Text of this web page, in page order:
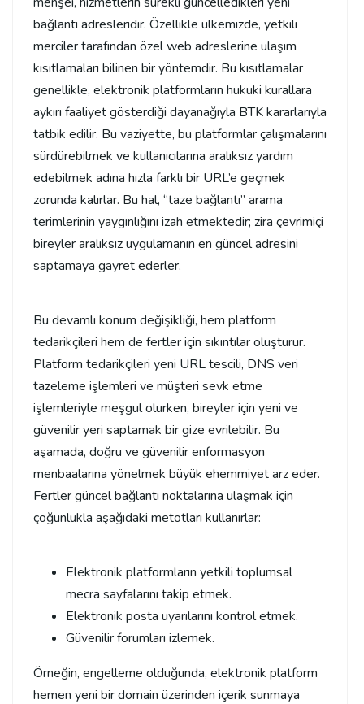
bağlantı adresleridir. Özellikle ülkemizde, yetkili
merciler tarafından özel web adreslerine ulaşım
kısıtlamaları bilinen bir yöntemdir. Bu kısıtlamalar
genellikle, elektronik platformların hukuki kurallara
aykırı faaliyet gösterdiği dayanağıyla BTK kararlarıyla
tatbik edilir. Bu vaziyette, bu platformlar çalışmalarını
sürdürebilmek ve kullanıcılarına aralıksız yardım
edebilmek adına hızla farklı bir URL’e geçmek
zorunda kalırlar. Bu hal, “taze bağlantı” arama
terimlerinin yaygınlığını izah etmektedir; zira çevrimiçi
bireyler aralıksız uygulamanın en güncel adresini
saptamaya gayret ederler.
Bu devamlı konum değişikliği, hem platform
tedarikçileri hem de fertler için sıkıntılar oluşturur.
Platform tedarikçileri yeni URL tescili, DNS veri
tazeleme işlemleri ve müşteri sevk etme
işlemleriyle meşgul olurken, bireyler için yeni ve
güvenilir yeri saptamak bir gize evrilebilir. Bu
aşamada, doğru ve güvenilir enformasyon
menbaalarına yönelmek büyük ehemmiyet arz eder.
Fertler güncel bağlantı noktalarına ulaşmak için
çoğunlukla aşağıdaki metotları kullanırlar:
Elektronik platformların yetkili toplumsal
mecra sayfalarını takip etmek.
Elektronik posta uyarılarını kontrol etmek.
Güvenilir forumları izlemek.
Örneğin, engelleme olduğunda, elektronik platform
hemen yeni bir domain üzerinden içerik sunmaya